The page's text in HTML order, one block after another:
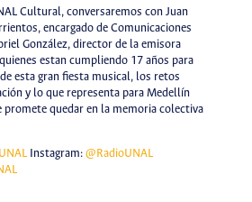
Cultural, conversaremos con Juan
encargado de Comunicaciones
González, director de la emisora
estan cumpliendo 17 años para
esta gran fiesta musical, los retos
y lo que representa para Medellín
promete quedar en la memoria colectiva
Instagram: @RadioUNAL